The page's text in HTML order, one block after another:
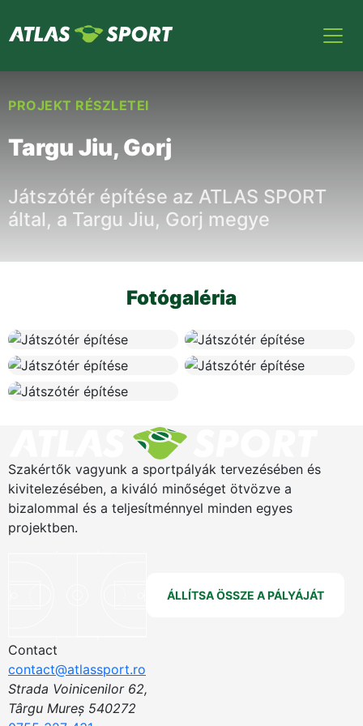
PROJEKT RÉSZLETEI
Targu Jiu, Gorj
Játszótér építése az ATLAS SPORT
által, a Targu Jiu, Gorj megye
Fotógaléria
Szakértők vagyunk a sportpályák tervezésében és
kivitelezésében, a kiváló minőséget ötvözve a
bizalommal és a teljesítménnyel minden egyes
projektben.
ÁLLÍTSA ÖSSZE A PÁLYÁJÁT
Contact
contact@atlassport.ro
Strada Voinicenilor 62,
Târgu Mureș 540272